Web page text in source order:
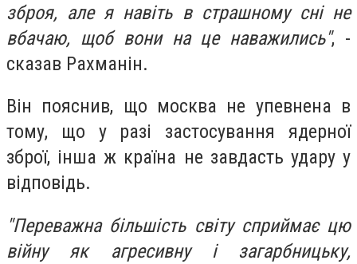
зброя, але я навіть в страшному сні не
вбачаю, щоб вони на це наважились", -
сказав Рахманін.
Він пояснив, що москва не упевнена в
тому, що у разі застосування ядерної
зброї, інша ж країна не завдасть удару у
відповідь.
"Переважна більшість світу сприймає цю
війну як агресивну і загарбницьку,